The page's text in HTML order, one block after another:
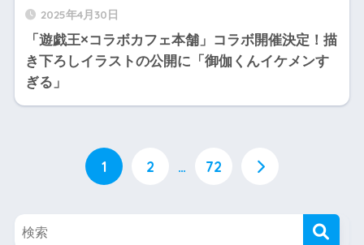
2025年4月30日
「遊戯王×コラボカフェ本舗」コラボ開催決定！描
き下ろしイラストの公開に「御伽くんイケメンす
ぎる」
1 2 … 72